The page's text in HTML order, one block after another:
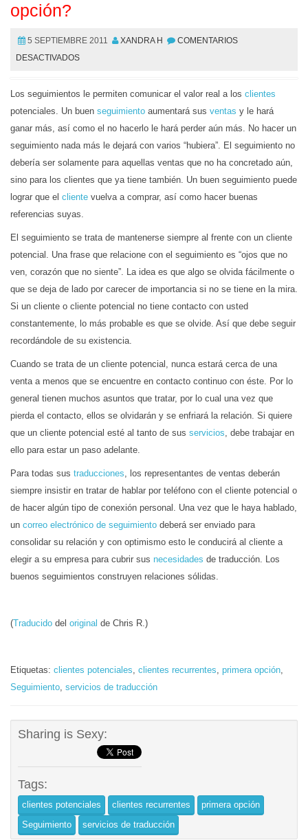
opción?
5 SEPTIEMBRE 2011 XANDRA H
COMENTARIOS
DESACTIVADOS
Los seguimientos le permiten comunicar el valor real a los clientes
potenciales. Un buen seguimiento aumentará sus ventas y le hará
ganar más, así como el no hacerlo le hará perder aún más. No hacer un
seguimiento nada más le dejará con varios “hubiera”. El seguimiento no
debería ser solamente para aquellas ventas que no ha concretado aún,
sino para los clientes que ya tiene también. Un buen seguimiento puede
lograr que el cliente vuelva a comprar, así como hacer buenas
referencias suyas.
El seguimiento se trata de mantenerse siempre al frente con un cliente
potencial. Una frase que relacione con el seguimiento es “ojos que no
ven, corazón que no siente”. La idea es que algo se olvida fácilmente o
que se deja de lado por carecer de importancia si no se tiene en la mira.
Si un cliente o cliente potencial no tiene contacto con usted
constantemente, lo más probable es que se olvide. Así que debe seguir
recordándole de su existencia.
Cuando se trata de un cliente potencial, nunca estará cerca de una
venta a menos que se encuentre en contacto continuo con éste. Por lo
general tienen muchos asuntos que tratar, por lo cual una vez que
pierda el contacto, ellos se olvidarán y se enfriará la relación. Si quiere
que un cliente potencial esté al tanto de sus servicios, debe trabajar en
ello para estar un paso adelante.
Para todas sus traducciones, los representantes de ventas deberán
siempre insistir en tratar de hablar por teléfono con el cliente potencial o
de hacer algún tipo de conexión personal. Una vez que le haya hablado,
un correo electrónico de seguimiento deberá ser enviado para
consolidar su relación y con optimismo esto le conducirá al cliente a
elegir a su empresa para cubrir sus necesidades de traducción. Los
buenos seguimientos construyen relaciones sólidas.
(Traducido del original de Chris R.)
Etiquetas: clientes potenciales, clientes recurrentes, primera opción,
Seguimiento, servicios de traducción
Sharing is Sexy:
Tags:
clientes potenciales clientes recurrentes
primera opción
Seguimiento
servicios de traducción